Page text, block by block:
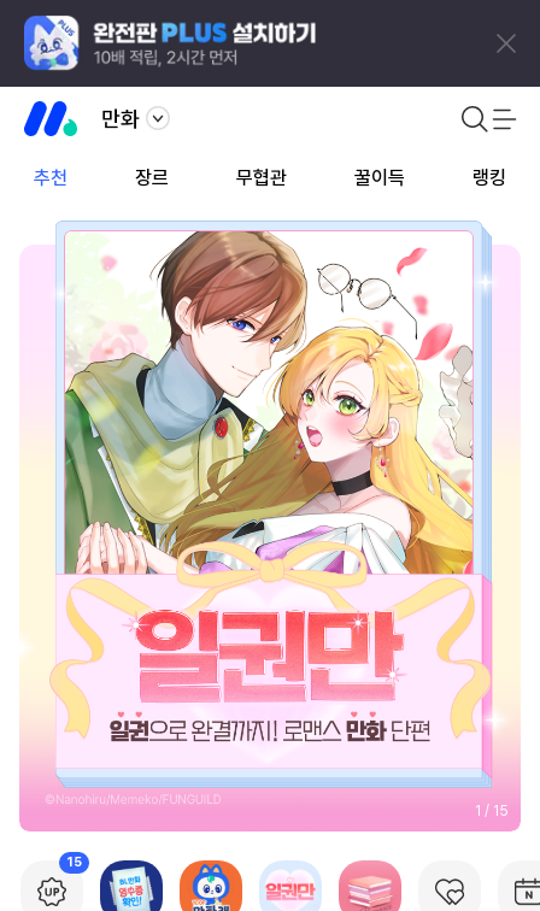
만화
추천 장르 무협관 꿀이득 랭킹
2 / 15
15